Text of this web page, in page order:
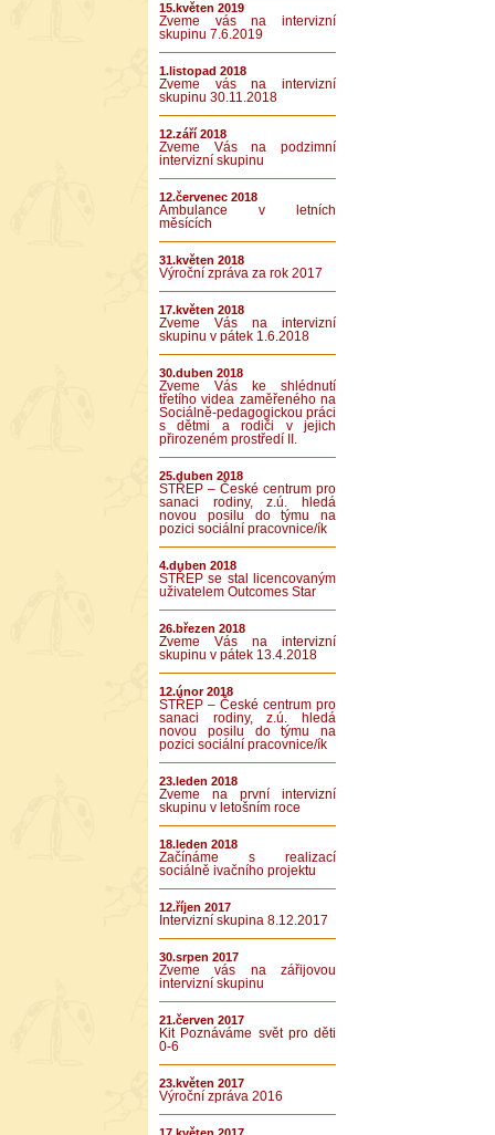
15.květen 2019
Zveme vás na intervizní
skupinu 7.6.2019
1.listopad 2018
Zveme vás na intervizní
skupinu 30.11.2018
12.září 2018
Zveme Vás na podzimní
intervizní skupinu
12.červenec 2018
Ambulance v letních
měsících
31.květen 2018
Výroční zpráva za rok 2017
17.květen 2018
Zveme Vás na intervizní
skupinu v pátek 1.6.2018
30.duben 2018
Zveme Vás ke shlédnutí
třetího videa zaměřeného na
Sociálně-pedagogickou práci
s dětmi a rodiči v jejich
přirozeném prostředí II.
25.duben 2018
STŘEP – České centrum pro
sanaci rodiny, z.ú. hledá
novou posilu do týmu na
pozici sociální pracovnice/ík
4.duben 2018
STŘEP se stal licencovaným
uživatelem Outcomes Star
26.březen 2018
Zveme Vás na intervizní
skupinu v pátek 13.4.2018
12.únor 2018
STŘEP – České centrum pro
sanaci rodiny, z.ú. hledá
novou posilu do týmu na
pozici sociální pracovnice/ík
23.leden 2018
Zveme na první intervizní
skupinu v letošním roce
18.leden 2018
Začínáme s realizací
sociálně ivačního projektu
12.říjen 2017
Intervizní skupina 8.12.2017
30.srpen 2017
Zveme vás na zářijovou
intervizní skupinu
21.červen 2017
Kit Poznáváme svět pro děti
0-6
23.květen 2017
Výroční zpráva 2016